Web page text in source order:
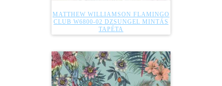
MATTHEW WILLIAMSON FLAMINGO
CLUB W6800-02 DZSUNGEL MINTÁS
TAPÉTA